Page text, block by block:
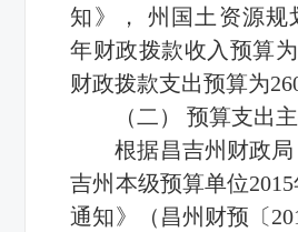
知》， 州国土资源规
年财政拨款收入预算为
财政拨款支出预算为
（二） 预算支出
根据昌吉州财政
吉州本级预算单位
通知》（昌州财预〔